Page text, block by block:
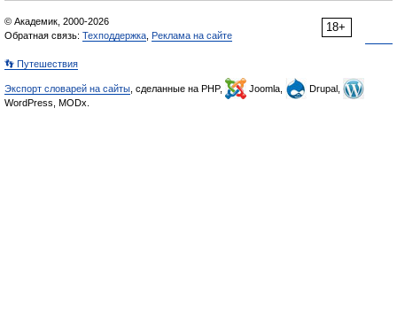
18+
© Академик, 2000-2026
Обратная связь: Техподдержка Реклама на сайте
👣 Путешествия
Экспорт словарей на сайты , сделанные на PHP, Joomla,
Drupal,
WordPress, MODx.